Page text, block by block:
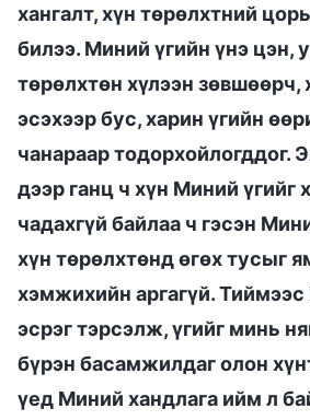
хангалт, хүн төрөлхтний
билээ. Миний үгийн үнэ цэн,
төрөлхтөн хүлээн зөвшөөрч,
эсэхээр бус, харин үгийн
чанараар тодорхойлогддог.
дээр ганц ч хүн Миний үгийг
чадахгүй байлаа ч гэсэн
хүн төрөлхтөнд өгөх тусыг
хэмжихийн аргагүй.
эсрэг тэрсэлж, үгийг минь
бүрэн басамжилдаг олон
үед Миний хандлага ийм л